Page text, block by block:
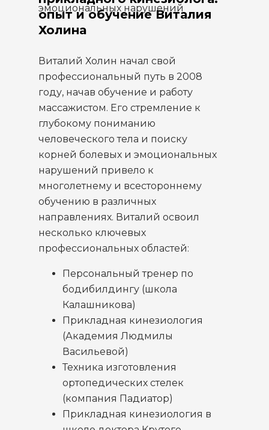
опыт и обучение Виталия
Холина
эмоциональных нарушений
Виталий Холин начал свой
профессиональный путь в 2008
году, начав обучение и работу
массажистом. Его стремление к
глубокому пониманию
человеческого тела и поиску
корней болевых и эмоциональных
нарушений привело к
многолетнему и всестороннему
обучению в различных
направлениях. Виталий освоил
несколько ключевых
профессиональных областей:
Персональный тренер по
бодибилдингу (школа
Калашникова)
Прикладная кинезиология
(Академия Людмилы
Васильевой)
Техника изготовления
ортопедических стелек
(компания Падиатор)
Прикладная кинезиология в